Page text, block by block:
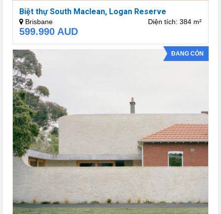
Biệt thự South Maclean, Logan Reserve
Brisbane Diện tích: 384 m²
599.990 AUD
ĐANG CÒN